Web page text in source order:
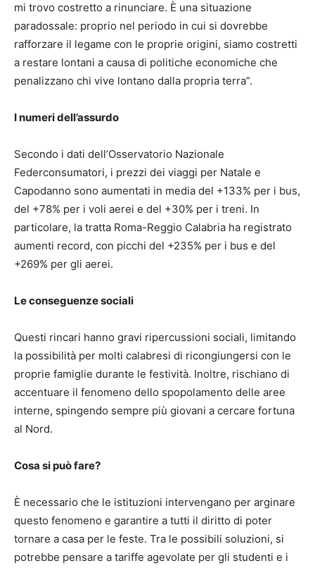
mi trovo costretto a rinunciare. È una situazione
paradossale: proprio nel periodo in cui si dovrebbe
rafforzare il legame con le proprie origini, siamo costretti
a restare lontani a causa di politiche economiche che
penalizzano chi vive lontano dalla propria terra”.
I numeri dell’assurdo
Secondo i dati dell’Osservatorio Nazionale
Federconsumatori, i prezzi dei viaggi per Natale e
Capodanno sono aumentati in media del +133% per i bus,
del +78% per i voli aerei e del +30% per i treni. In
particolare, la tratta Roma-Reggio Calabria ha registrato
aumenti record, con picchi del +235% per i bus e del
+269% per gli aerei.
Le conseguenze sociali
Questi rincari hanno gravi ripercussioni sociali, limitando
la possibilità per molti calabresi di ricongiungersi con le
proprie famiglie durante le festività. Inoltre, rischiano di
accentuare il fenomeno dello spopolamento delle aree
interne, spingendo sempre più giovani a cercare fortuna
al Nord.
Cosa si può fare?
È necessario che le istituzioni intervengano per arginare
questo fenomeno e garantire a tutti il diritto di poter
tornare a casa per le feste. Tra le possibili soluzioni, si
potrebbe pensare a tariffe agevolate per gli studenti e i